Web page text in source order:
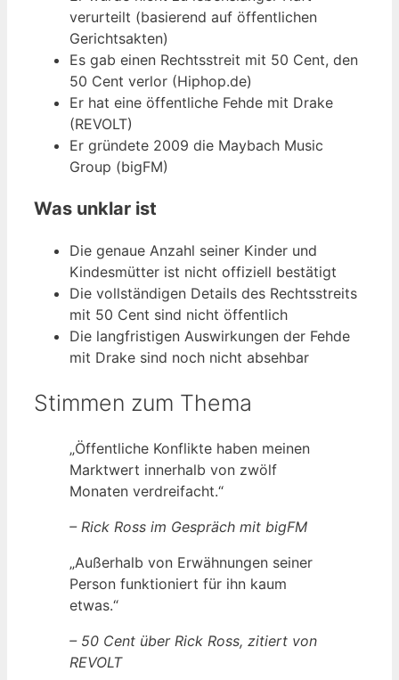
verurteilt (basierend auf öffentlichen
Gerichtsakten)
Es gab einen Rechtsstreit mit 50 Cent, den
50 Cent verlor (Hiphop.de)
Er hat eine öffentliche Fehde mit Drake
(REVOLT)
Er gründete 2009 die Maybach Music
Group (bigFM)
Was unklar ist
Die genaue Anzahl seiner Kinder und
Kindesmütter ist nicht offiziell bestätigt
Die vollständigen Details des Rechtsstreits
mit 50 Cent sind nicht öffentlich
Die langfristigen Auswirkungen der Fehde
mit Drake sind noch nicht absehbar
Stimmen zum Thema
„Öffentliche Konflikte haben meinen
Marktwert innerhalb von zwölf
Monaten verdreifacht.“
– Rick Ross im Gespräch mit bigFM
„Außerhalb von Erwähnungen seiner
Person funktioniert für ihn kaum
etwas.“
– 50 Cent über Rick Ross, zitiert von
REVOLT